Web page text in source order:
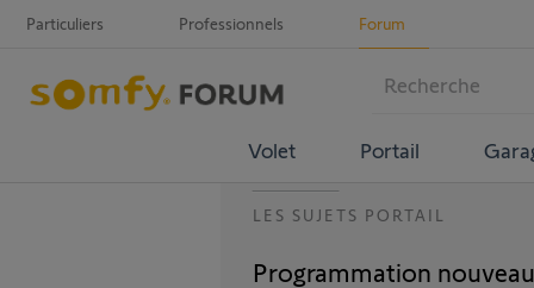
Particuliers Professionnels Forum
Volet Portail
LES SUJETS PORTAIL
Programmation